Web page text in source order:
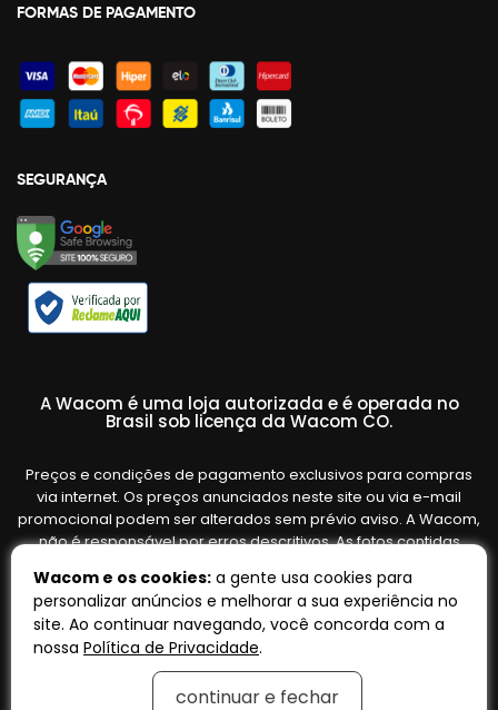
FORMAS DE PAGAMENTO
SEGURANÇA
A Wacom é uma loja autorizada e é operada no
Brasil sob licença da Wacom CO.
Preços e condições de pagamento exclusivos para compras
via internet. Os preços anunciados neste site ou via e-mail
promocional podem ser alterados sem prévio aviso. A Wacom,
não é responsável por erros descritivos. As fotos contidas
variar de acordo com o fornecedor/lote do fabricante. Ofertas
válidas até o término de nossos estoques. Vendas sujeitas à
análise e confirmação de dados.
Wacom e os cookies: a gente usa cookies para
personalizar anúncios e melhorar a sua experiência no
site. Ao continuar navegando, você concorda com a
nossa Política de Privacidade.
continuar e fechar